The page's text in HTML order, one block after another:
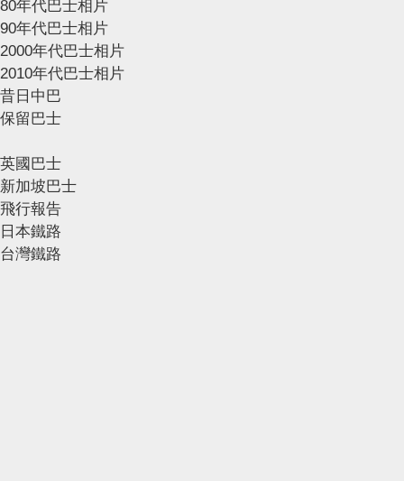
80年代巴士相片
90年代巴士相片
2000年代巴士相片
2010年代巴士相片
昔日中巴
保留巴士
英國巴士
新加坡巴士
飛行報告
日本鐵路
台灣鐵路